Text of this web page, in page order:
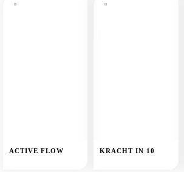
ACTIVE FLOW KRACHT IN 10